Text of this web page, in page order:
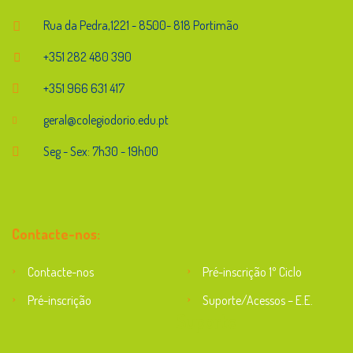
Rua da Pedra,1221 - 8500- 818 Portimão
+351 282 480 390
+351 966 631 417
geral@colegiodorio.edu.pt
Seg - Sex: 7h30 - 19h00
Contacte-nos:
Contacte-nos
Pré-inscrição 1º Ciclo
Pré-inscrição
Suporte/Acessos – E.E.